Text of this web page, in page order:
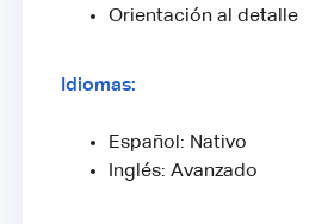
Orientación al detalle
Idiomas:
Español: Nativo
Inglés: Avanzado